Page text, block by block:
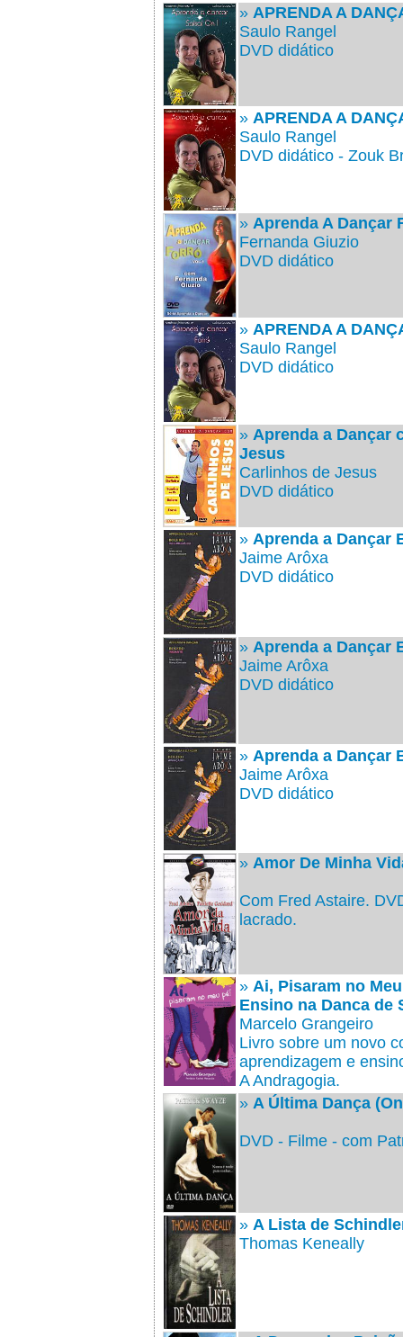
» APRENDA A
Saulo Rangel
DVD didático
» APRENDA A
Saulo Rangel
DVD didático - Zouk
» Aprenda A Dançar
Fernanda Giuzio
DVD didático
» APRENDA A
Saulo Rangel
DVD didático
» Aprenda a Dançar
Jesus
Carlinhos de Jesus
DVD didático
» Aprenda a Dançar
Jaime Arôxa
DVD didático
» Aprenda a Dançar
Jaime Arôxa
DVD didático
» Aprenda a Dançar
Jaime Arôxa
DVD didático
» Amor De Minha
Com Fred Astaire.
lacrado.
» Ai, Pisaram no
Ensino na Danca de
Marcelo Grangeiro
Livro sobre um novo
aprendizagem e
A Andragogia.
» A Última Dança
DVD - Filme - com
» A Lista de
Thomas Keneally